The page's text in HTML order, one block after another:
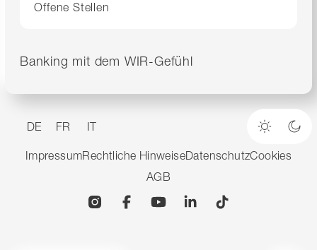
Offene Stellen
Banking mit dem WIR-Gefühl
DE FR IT
Heller
ImpressumRechtliche HinweiseDatenschutzCookies
AGB
InstagramFacebookYouTubeLinkedin